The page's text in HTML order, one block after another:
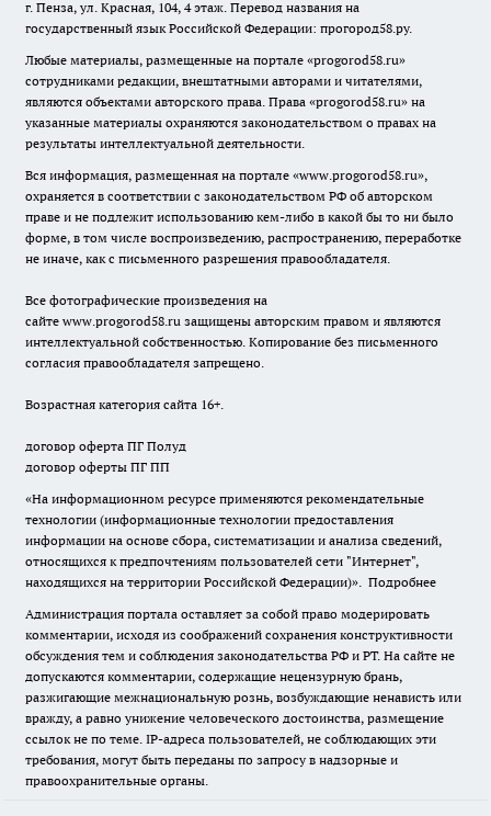
г. Пенза, ул. Красная, 104, 4 этаж. Перевод названия на
государственный язык Российской Федерации: прогород58.ру.
Любые материалы, размещенные на портале «progorod58.ru»
сотрудниками редакции, внештатными авторами и читателями,
являются объектами авторского права. Права «progorod58.ru» на
указанные материалы охраняются законодательством о правах на
результаты интеллектуальной деятельности.
Вся информация, размещенная на портале «www.progorod58.ru»,
охраняется в соответствии с законодательством РФ об авторском
праве и не подлежит использованию кем-либо в какой бы то ни было
форме, в том числе воспроизведению, распространению, переработке
не иначе, как с письменного разрешения правообладателя.
Все фотографические произведения на
сайте www.progorod58.ru защищены авторским правом и являются
интеллектуальной собственностью. Копирование без письменного
согласия правообладателя запрещено.
Возрастная категория сайта 16+.
договор оферта ПГ Полуд
договор оферты ПГ ПП
«На информационном ресурсе применяются рекомендательные
технологии (информационные технологии предоставления
информации на основе сбора, систематизации и анализа сведений,
относящихся к предпочтениям пользователей сети "Интернет",
находящихся на территории Российской Федерации)». Подробнее
Администрация портала оставляет за собой право модерировать
комментарии, исходя из соображений сохранения конструктивности
обсуждения тем и соблюдения законодательства РФ и РТ. На сайте не
допускаются комментарии, содержащие нецензурную брань,
разжигающие межнациональную рознь, возбуждающие ненависть или
вражду, а равно унижение человеческого достоинства, размещение
ссылок не по теме. IP-адреса пользователей, не соблюдающих эти
требования, могут быть переданы по запросу в надзорные и
правоохранительные органы.